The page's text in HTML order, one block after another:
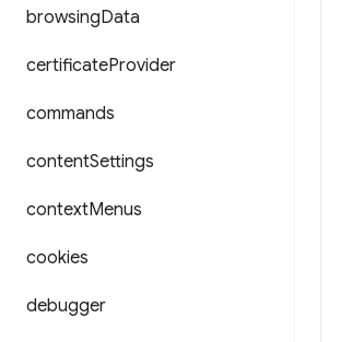
browsingData
certificateProvider
commands
contentSettings
contextMenus
cookies
debugger